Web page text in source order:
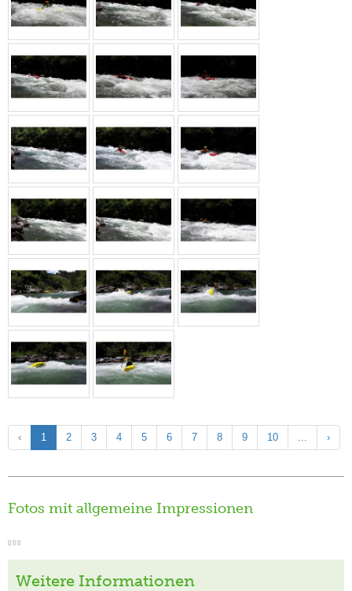
‹ 1 2 3 4 5 6 7 8 9 10 ›
Fotos mit allgemeine Impressionen
Weitere Informationen